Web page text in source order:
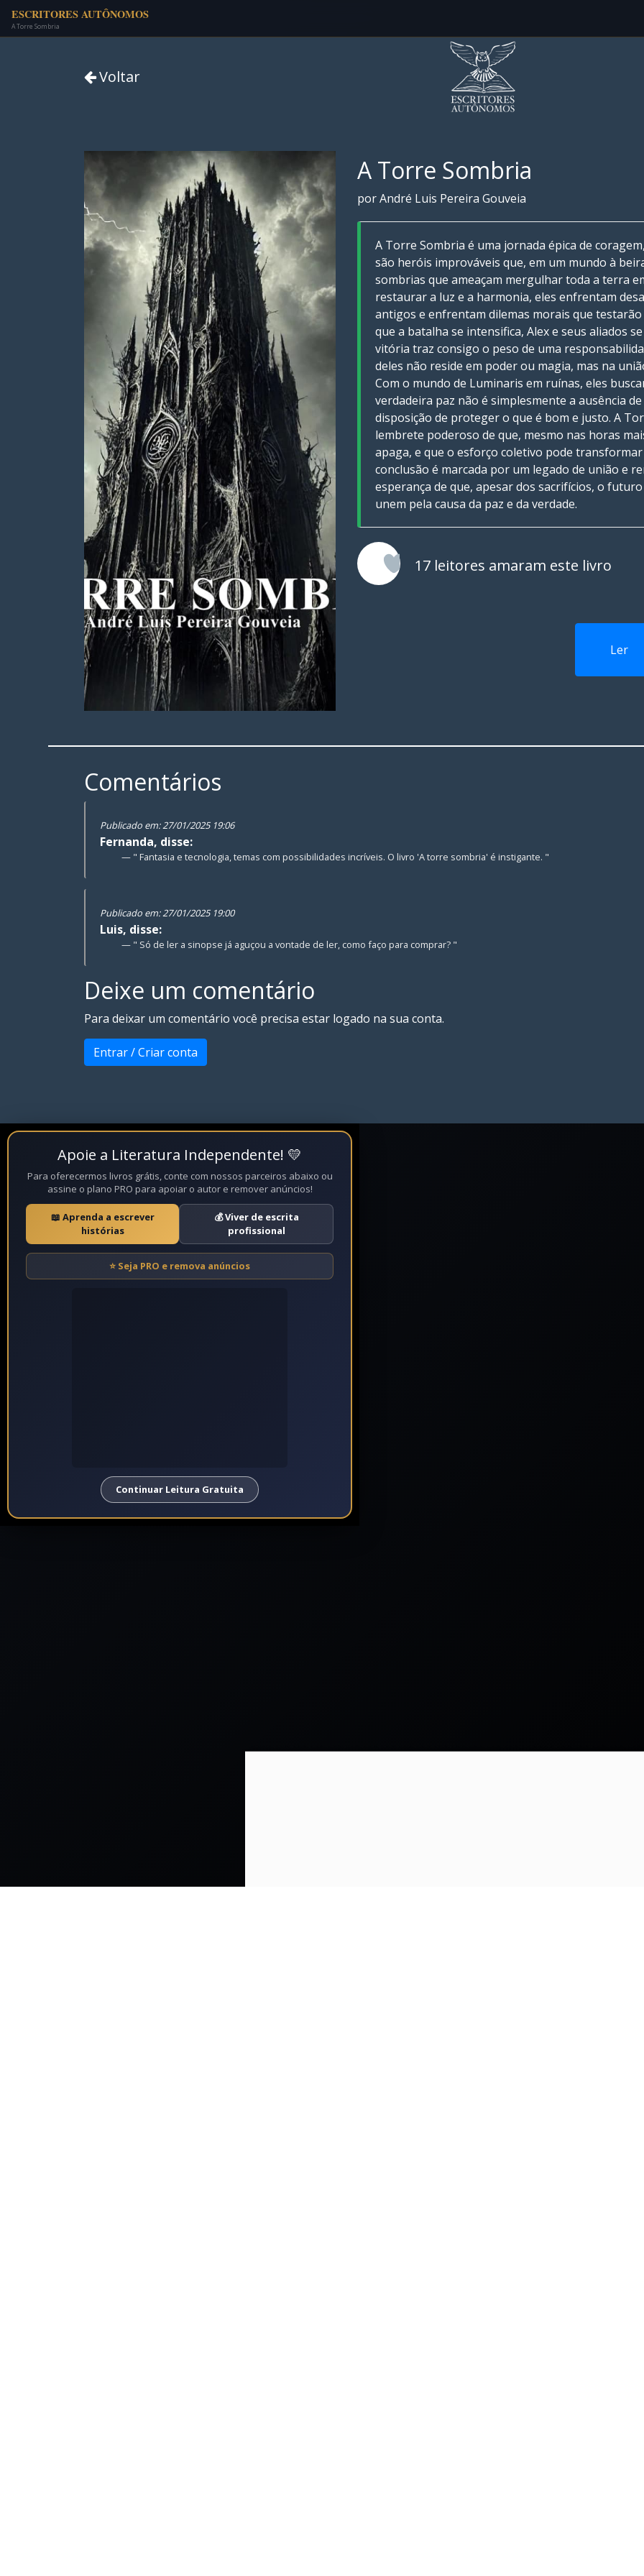
ESCRITORES AUTÔNOMOS
A Torre Sombria
Voltar
A Torre Sombria
por André Luis Pereira Gouveia
A Torre Sombria é uma jornada épica de
são heróis improváveis que, em um mundo à
sombrias que ameaçam mergulhar toda a terra
restaurar a luz e a harmonia, eles enfrentam
antigos e enfrentam dilemas morais que testarão
que a batalha se intensifica, Alex e seus aliados
vitória traz consigo o peso de uma
deles não reside em poder ou magia, mas na
Com o mundo de Luminaris em ruínas, eles
verdadeira paz não é simplesmente a ausência
disposição de proteger o que é bom e justo. A
lembrete poderoso de que, mesmo nas horas
apaga, e que o esforço coletivo pode
conclusão é marcada por um legado de união e
esperança de que, apesar dos sacrifícios, o
unem pela causa da paz e da verdade.
17 leitores amaram este livro
Comentários
Publicado em: 27/01/2025 19:06
Fernanda, disse:
" Fantasia e tecnologia, temas com possibilidades incríveis. O livro 'A torre sombria' é instigante. "
Publicado em: 27/01/2025 19:00
Luis, disse:
" Só de ler a sinopse já aguçou a vontade de ler, como faço para comprar? "
Deixe um comentário
Para deixar um comentário você precisa estar logado na sua conta.
Entrar / Criar conta
Apoie a Literatura Independente! 💛
Para oferecermos livros grátis, conte com nossos parceiros abaixo ou
assine o plano PRO para apoiar o autor e remover anúncios!
📖 Aprenda a escrever
histórias
💰 Viver de escrita
profissional
⭐ Seja PRO e remova anúncios
Continuar Leitura Gratuita